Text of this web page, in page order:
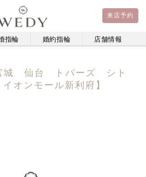
来店予約
指輪 婚約指輪 店舗情報
城 仙台 トパーズ シト
オンモール新利府】